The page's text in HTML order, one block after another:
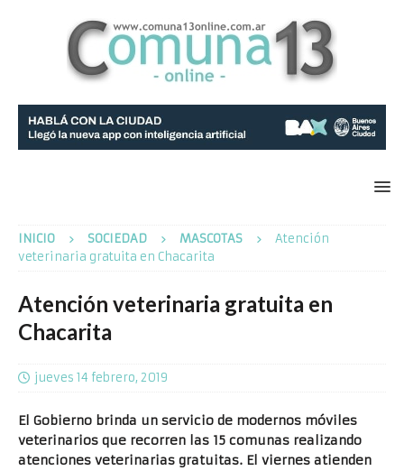
INICIO SOCIEDAD MASCOTAS
Atención
veterinaria gratuita en Chacarita
Atención veterinaria gratuita en
Chacarita
jueves 14 febrero, 2019
El Gobierno brinda un servicio de modernos móviles
veterinarios que recorren las 15 comunas realizando
atenciones veterinarias gratuitas. El viernes atienden